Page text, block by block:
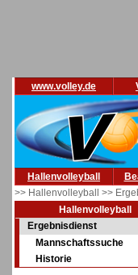
www.volley.de
Hallenvolleyball
>> Hallenvolleyball >>
Hallenvolleyball
Ergebnisdienst
Mannschaftssuche
Historie